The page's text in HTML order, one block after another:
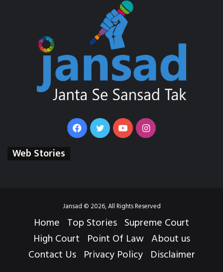
FacebookTwitterYouTubeInstagram
Web Stories
Jansad © 2026, All Rights Reserved
Home Top Stories Supreme Court
High Court Point Of Law About us
Contact Us Privacy Policy Disclaimer